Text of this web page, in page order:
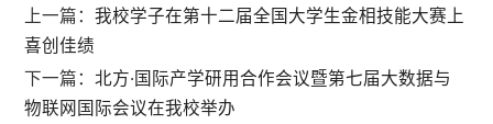
上一篇：我校学子在第十二届全国大学生金相技能大赛上
喜创佳绩
下一篇：北方·国际产学研用合作会议暨第七届大数据与
物联网国际会议在我校举办